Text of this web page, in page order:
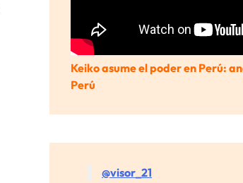
Keiko asume el poder en Perú:
Perú
@visor_21